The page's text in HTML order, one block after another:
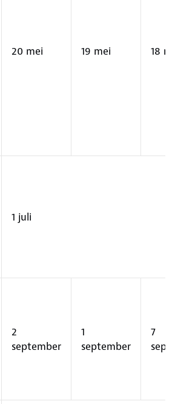
20 mei 19 mei 18
1 juli
2
september
1
september
7